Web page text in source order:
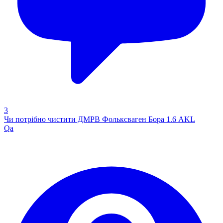
3
Чи потрібно чистити ДМРВ Фольксваген Бора 1.6 AKL
Qa